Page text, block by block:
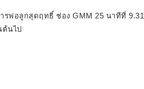
รพ่อลูกสุดฤทธิ์ ช่อง GMM 25 นาทีที่ 9.31
นไป